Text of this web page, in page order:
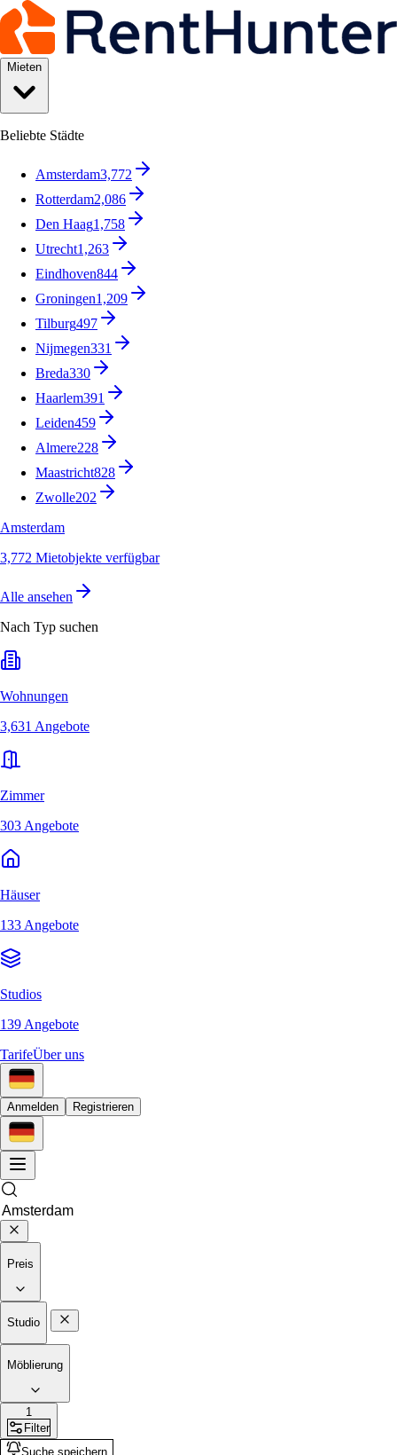
Mieten
Beliebte Städte
Amsterdam3,772
Rotterdam2,086
Den Haag1,758
Utrecht1,263
Eindhoven844
Groningen1,209
Tilburg497
Nijmegen331
Breda330
Haarlem391
Leiden459
Almere228
Maastricht828
Zwolle202
Amsterdam
3,772 Mietobjekte verfügbar
Alle ansehen
Nach Typ suchen
Wohnungen
3,631 Angebote
Zimmer
303 Angebote
Häuser
133 Angebote
Studios
139 Angebote
TarifeÜber uns
Anmelden Registrieren
Preis
Studio
Möblierung
1
Filter
Suche speichern